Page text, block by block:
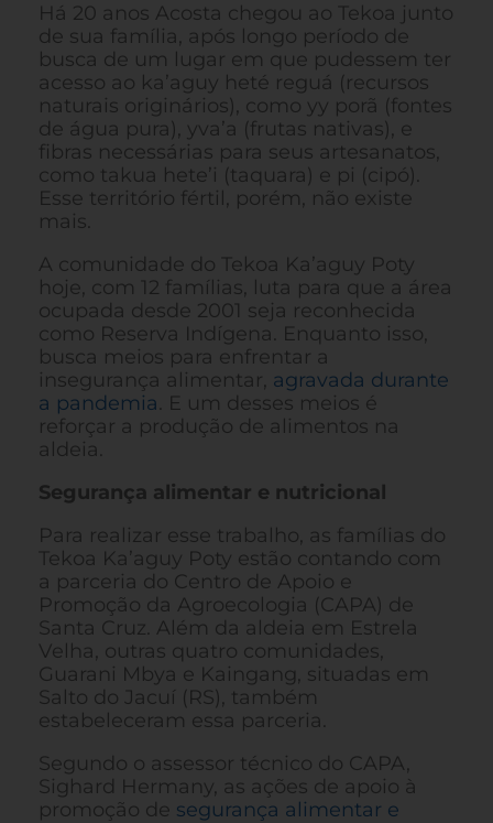
Há 20 anos Acosta chegou ao Tekoa junto
de sua família, após longo período de
busca de um lugar em que pudessem ter
acesso ao ka’aguy heté reguá (recursos
naturais originários), como yy porã (fontes
de água pura), yva’a (frutas nativas), e
fibras necessárias para seus artesanatos,
como takua hete’i (taquara) e pi (cipó).
Esse território fértil, porém, não existe
mais.
A comunidade do Tekoa Ka’aguy Poty
hoje, com 12 famílias, luta para que a área
ocupada desde 2001 seja reconhecida
como Reserva Indígena. Enquanto isso,
busca meios para enfrentar a
insegurança alimentar, agravada durante
a pandemia. E um desses meios é
reforçar a produção de alimentos na
aldeia.
Segurança alimentar e nutricional
Para realizar esse trabalho, as famílias do
Tekoa Ka’aguy Poty estão contando com
a parceria do Centro de Apoio e
Promoção da Agroecologia (CAPA) de
Santa Cruz. Além da aldeia em Estrela
Velha, outras quatro comunidades,
Guarani Mbya e Kaingang, situadas em
Salto do Jacuí (RS), também
estabeleceram essa parceria.
Segundo o assessor técnico do CAPA,
Sighard Hermany, as ações de apoio à
promoção de segurança alimentar e